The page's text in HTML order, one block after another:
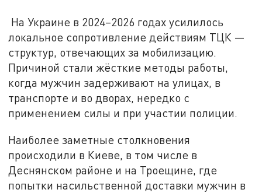
На Украине в 2024–2026 годах усилилось
локальное сопротивление действиям ТЦК —
структур, отвечающих за мобилизацию.
Причиной стали жёсткие методы работы,
когда мужчин задерживают на улицах, в
транспорте и во дворах, нередко с
применением силы и при участии полиции.
Наиболее заметные столкновения
происходили в Киеве, в том числе в
Деснянском районе и на Троещине, где
попытки насильственной доставки мужчин в